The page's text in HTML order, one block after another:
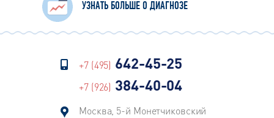
УЗНАТЬ БОЛЬШЕ О ДИАГНОЗЕ
+7 (495) 642-45-25
+7 (926) 384-40-04
Москва, 5-й Монетчиковский